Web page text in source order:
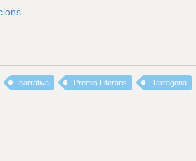
narrativa Premis Literaris Tarragona